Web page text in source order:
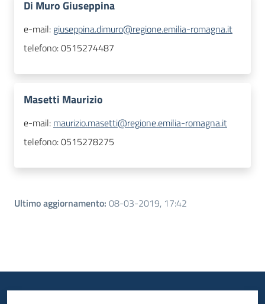
Di Muro Giuseppina
e-mail: giuseppina.dimuro@regione.emilia-romagna.it
telefono:0515274487
Masetti Maurizio
e-mail: maurizio.masetti@regione.emilia-romagna.it
telefono:0515278275
Ultimo aggiornamento: 08-03-2019, 17:42